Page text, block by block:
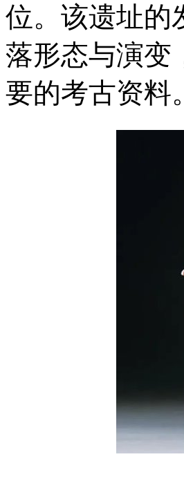
位。该遗址的
落形态与演变
要的考古资料。